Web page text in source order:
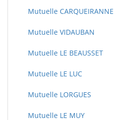
Mutuelle CARQUEIRANNE
Mutuelle VIDAUBAN
Mutuelle LE BEAUSSET
Mutuelle LE LUC
Mutuelle LORGUES
Mutuelle LE MUY